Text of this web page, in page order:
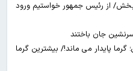
بخش/ از رئیس جمهور خواستیم ورود
پایدار می ماند!/ بیشترین گرما